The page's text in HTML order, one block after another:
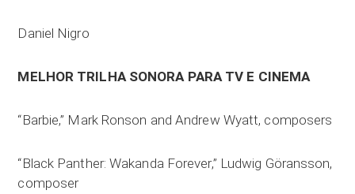
Daniel Nigro
MELHOR TRILHA SONORA PARA TV E CINEMA
“Barbie,” Mark Ronson and Andrew Wyatt, composers
“Black Panther: Wakanda Forever,” Ludwig Göransson,
composer